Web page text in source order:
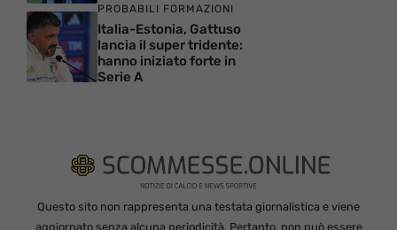
PROBABILI FORMAZIONI
Italia-Estonia, Gattuso
lancia il super tridente:
hanno iniziato forte in
Serie A
Questo sito non rappresenta una testata giornalistica e viene
aggiornato senza alcuna periodicità. Pertanto, non può essere